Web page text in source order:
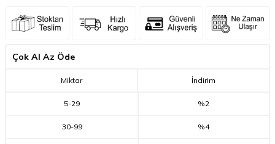
Çok Al Az Öde
Miktar İndirim
5-29 %2
30-99 %4